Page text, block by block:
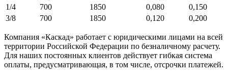
1/4
700 1850 0,080
0,150
3/8
700 1850 0,120 0,200
Компания «Каскад» работает с юридическими лицами на всей
территории Российской Федерации по безналичному расчету.
Для наших постоянных клиентов действует гибкая система
оплаты, предусматривающая, в том числе, отсрочки платежей.